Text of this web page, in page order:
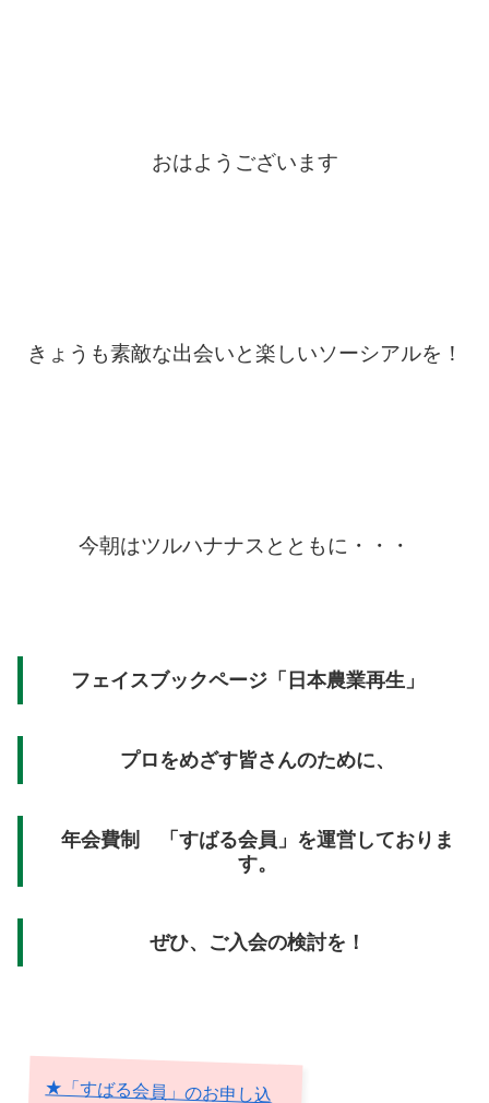
おはようございます
きょうも素敵な出会いと楽しいソーシアルを！
今朝はツルハナナスとともに・・・
フェイスブックページ「日本農業再生」
プロをめざす皆さんのために、
年会費制 「すばる会員」を運営しておりま
す。
ぜひ、ご入会の検討を！
★「すばる会員」のお申し込